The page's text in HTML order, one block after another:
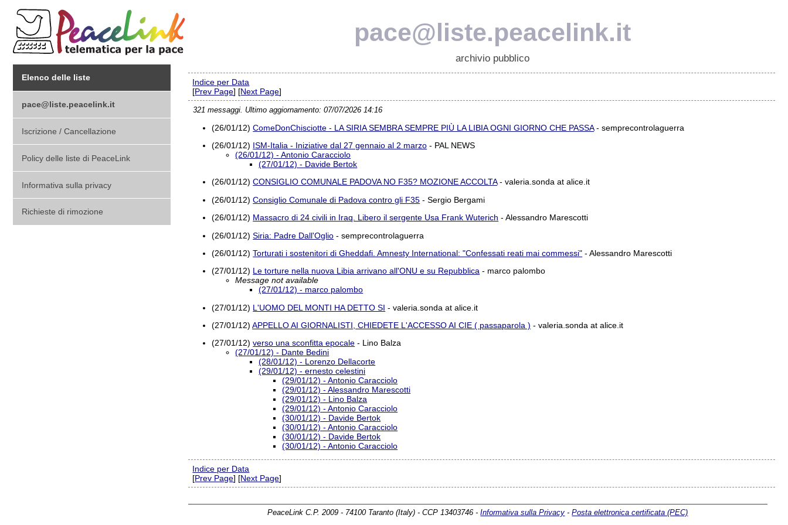
pace@liste.peacelink.it
archivio pubblico
Elenco delle liste
pace@liste.peacelink.it
Iscrizione / Cancellazione
Policy delle liste di PeaceLink
Informativa sulla privacy
Richieste di rimozione
Indice per Data
[Prev Page] [Next Page]
321 messaggi. Ultimo aggiornamento: 07/07/2026 14:16
(26/01/12)ComeDonChisciotte - LA SIRIA SEMBRA SEMPRE PIÙ LA LIBIA OGNI GIORNO CHE PASSA- semprecontrolaguerra
(26/01/12) ISM-Italia - Iniziative dal 27 gennaio al 2 marzo - PAL NEWS
(26/01/12) - Antonio Caracciolo
(27/01/12) - Davide Bertok
(26/01/12)CONSIGLIO COMUNALE PADOVA NO F35? MOZIONE ACCOLTA- valeria.sonda at alice.it
(26/01/12)Consiglio Comunale di Padova contro gli F35 - Sergio Bergami
(26/01/12) Massacro di 24 civili in Iraq. Libero il sergente Usa Frank Wuterich - Alessandro Marescotti
(26/01/12)Siria: Padre Dall'Oglio - semprecontrolaguerra
(26/01/12)Torturati i sostenitori di Gheddafi. Amnesty International: "Confessati reati mai commessi" - Alessandro Marescotti
(27/01/12) Le torture nella nuova Libia arrivano all'ONU e su Repubblica - marco palombo
Message not available
(27/01/12) - marco palombo
(27/01/12) L'UOMO DEL MONTI HA DETTO SI - valeria.sonda at alice.it
(27/01/12)APPELLO AI GIORNALISTI, CHIEDETE L'ACCESSO AI CIE ( passaparola ) - valeria.sonda at alice.it
(27/01/12)verso una sconfitta epocale - Lino Balza
(27/01/12) - Dante Bedini
(28/01/12) - Lorenzo Dellacorte
(29/01/12) - ernesto celestini
(29/01/12) - Antonio Caracciolo
(29/01/12) - Alessandro Marescotti
(29/01/12) - Lino Balza
(29/01/12) - Antonio Caracciolo
(30/01/12) - Davide Bertok
(30/01/12) - Antonio Caracciolo
(30/01/12) - Davide Bertok
(30/01/12) - Antonio Caracciolo
Indice per Data
[Prev Page] [Next Page]
PeaceLink C.P. 2009 - 74100 Taranto (Italy) - CCP 13403746 -Informativa sulla Privacy -Posta elettronica certificata (PEC)